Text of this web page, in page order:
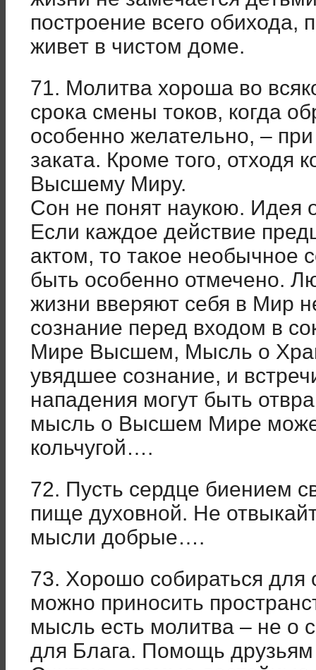
построение всего обихода,
живет в чистом доме.
71. Молитва хороша во
срока смены токов, когда
особенно желательно, –
заката. Кроме того, отходя
Высшему Миру.
Сон не понят наукою. Идея
Если каждое действие
актом, то такое необычное
быть особенно отмечено.
жизни вверяют себя в Мир
сознание перед входом в
Мире Высшем, Мысль о
увядшее сознание, и
нападения могут быть
мысль о Высшем Мире
кольчугой….
72. Пусть сердце биением
пище духовной. Не
мысли добрые….
73. Хорошо собираться
можно приносить
мысль есть молитва – не о
для Блага. Помощь друзьям